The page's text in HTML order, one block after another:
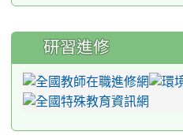
研習進修